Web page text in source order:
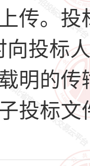
上传。
向投标
明的
投标文